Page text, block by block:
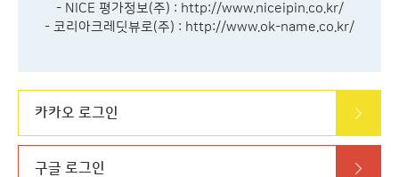
- NICE 평가정보(주) : http://www.niceipin.co.kr/
- 코리아크레딧뷰로(주) : http://www.ok-name.co.kr/
카카오 로그인
구글 로그인